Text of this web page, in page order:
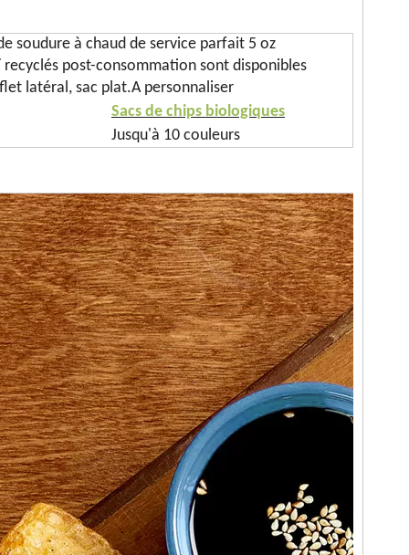
soudure à chaud de service parfait 5 oz
post-consommation sont disponibles
latéral, sac plat.A personnaliser
Sacs de chips biologiques
Jusqu'à 10 couleurs